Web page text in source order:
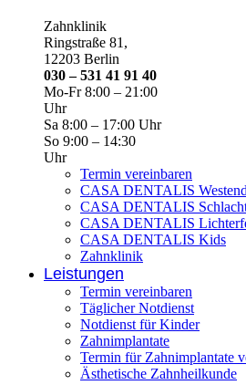
Zahnklinik
Ringstraße 81,
12203 Berlin
030 – 531 41 91 40
Mo-Fr 8:00 – 21:00
Uhr
Sa 8:00 – 17:00 Uhr
So 9:00 – 14:30
Uhr
Termin vereinbaren
CASA DENTALIS Westend
CASA DENTALIS
CASA DENTALIS
CASA DENTALIS Kids
Zahnklinik
Leistungen
Termin vereinbaren
Täglicher Notdienst
Notdienst für Kinder
Zahnimplantate
Termin für Zahnimplantate
Ästhetische Zahnheilkunde